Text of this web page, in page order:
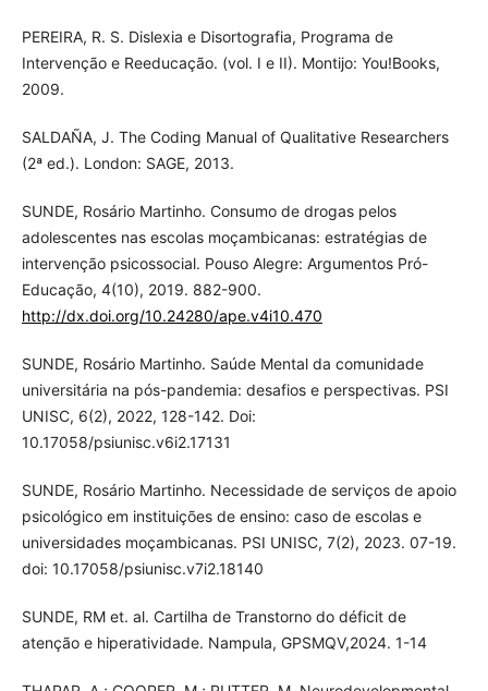
PEREIRA, R. S. Dislexia e Disortografia, Programa de
Intervenção e Reeducação. (vol. I e II). Montijo: You!Books,
2009.
SALDAÑA, J. The Coding Manual of Qualitative Researchers
(2ª ed.). London: SAGE, 2013.
SUNDE, Rosário Martinho. Consumo de drogas pelos
adolescentes nas escolas moçambicanas: estratégias de
intervenção psicossocial. Pouso Alegre: Argumentos Pró-
Educação, 4(10), 2019. 882-900.
http://dx.doi.org/10.24280/ape.v4i10.470
SUNDE, Rosário Martinho. Saúde Mental da comunidade
universitária na pós-pandemia: desafios e perspectivas. PSI
UNISC, 6(2), 2022, 128-142. Doi:
10.17058/psiunisc.v6i2.17131
SUNDE, Rosário Martinho. Necessidade de serviços de apoio
psicológico em instituições de ensino: caso de escolas e
universidades moçambicanas. PSI UNISC, 7(2), 2023. 07-19.
doi: 10.17058/psiunisc.v7i2.18140
SUNDE, RM et. al. Cartilha de Transtorno do déficit de
atenção e hiperatividade. Nampula, GPSMQV,2024. 1-14